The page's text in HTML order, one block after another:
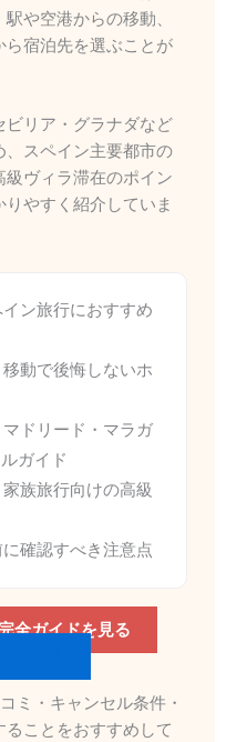
や空港からの移動、
宿泊先を選ぶことが
ビリア・グラナダなど
、スペイン主要都市の
ヴィラ滞在のポイン
りやすく紹介していま
ン旅行におすすめ
動で後悔しないホ
ドリード・マラガ
ガイド
族旅行向けの高級
確認すべき注意点
全ガイドを見る
ミ・キャンセル条件・
ことをおすすめして